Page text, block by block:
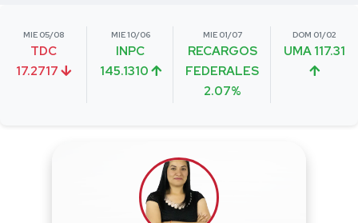
MIE 05/08
TDC
17.2717
MIE 10/06
INPC
145.1310
MIE 01/07
RECARGOS
FEDERALES
2.07%
DOM 01/02
UMA 117.31